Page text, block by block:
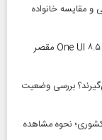
مقایسه خانواده
بحران باتری در گوشی‌های سامسونگ؛ آیا به‌روزرسانی One UI ۸.۵ مقصر
بررسی وضعیت
کشوری؛ نحوه مشاهده